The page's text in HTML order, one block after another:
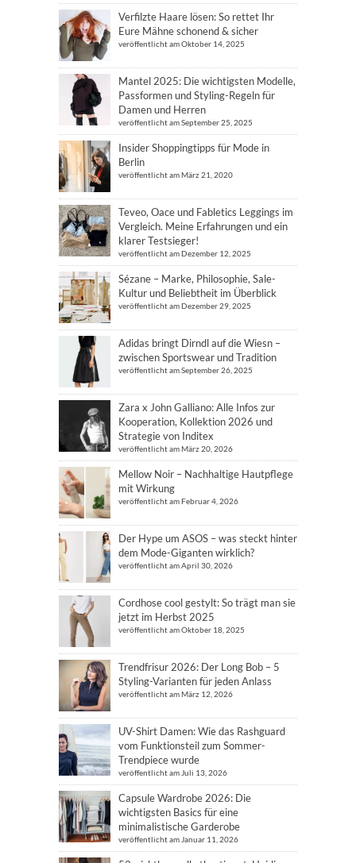
Verfilzte Haare lösen: So rettet Ihr
Eure Mähne schonend & sicher
veröffentlicht am Oktober 14, 2025
Mantel 2025: Die wichtigsten Modelle,
Passformen und Styling-Regeln für
Damen und Herren
veröffentlicht am September 25, 2025
Insider Shoppingtipps für Mode in
Berlin
veröffentlicht am März 21, 2020
Teveo, Oace und Fabletics Leggings im
Vergleich. Meine Erfahrungen und ein
klarer Testsieger!
veröffentlicht am Dezember 12, 2025
Sézane – Marke, Philosophie, Sale-
Kultur und Beliebtheit im Überblick
veröffentlicht am Dezember 29, 2025
Adidas bringt Dirndl auf die Wiesn –
zwischen Sportswear und Tradition
veröffentlicht am September 26, 2025
Zara x John Galliano: Alle Infos zur
Kooperation, Kollektion 2026 und
Strategie von Inditex
veröffentlicht am März 20, 2026
Mellow Noir – Nachhaltige Hautpflege
mit Wirkung
veröffentlicht am Februar 4, 2026
Der Hype um ASOS – was steckt hinter
dem Mode-Giganten wirklich?
veröffentlicht am April 30, 2026
Cordhose cool gestylt: So trägt man sie
jetzt im Herbst 2025
veröffentlicht am Oktober 18, 2025
Trendfrisur 2026: Der Long Bob – 5
Styling-Varianten für jeden Anlass
veröffentlicht am März 12, 2026
UV-Shirt Damen: Wie das Rashguard
vom Funktionsteil zum Sommer-
Trendpiece wurde
veröffentlicht am Juli 13, 2026
Capsule Wardrobe 2026: Die
wichtigsten Basics für eine
minimalistische Garderobe
veröffentlicht am Januar 11, 2026